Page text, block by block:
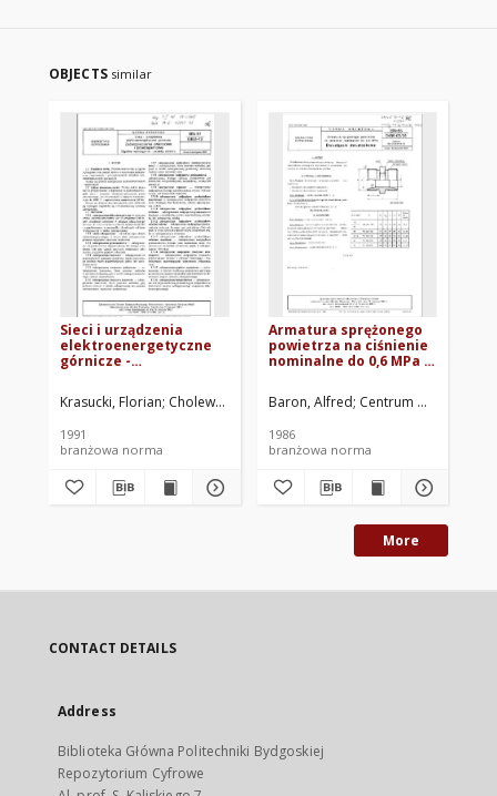
OBJECTS similar
Sieci i urządzenia
elektroenergetyczne
górnicze -
zwarciowe i
przeciążeniowe -
zasady doboru BN-
91/0462-12
Krasucki, Florian Cholewa, Andrzej Gawor, Piotr Ośrodek
1991
branżowa norma
Armatura sprężonego
powietrza na ciśnienie
nominalne do 0,6 MPa -
dwustożkowe BN-
85/0468-05/06
Baron, Alfred Centrum
1986
branżowa norma
More
CONTACT DETAILS
Address
Biblioteka Główna Politechniki Bydgoskiej
Repozytorium Cyfrowe